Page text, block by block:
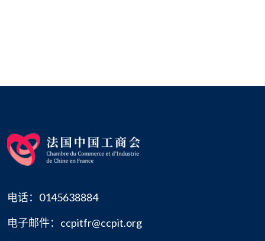
电话：0145638884
电子邮件：ccpitfr@ccpit.org